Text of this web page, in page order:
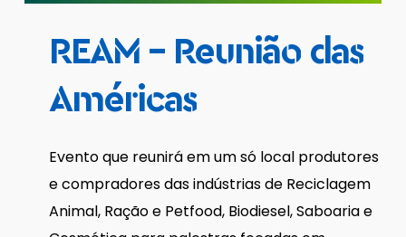
REAM – Reunião das
Américas
Evento que reunirá em um só local produtores
e compradores das indústrias de Reciclagem
Animal, Ração e Petfood, Biodiesel, Saboaria e